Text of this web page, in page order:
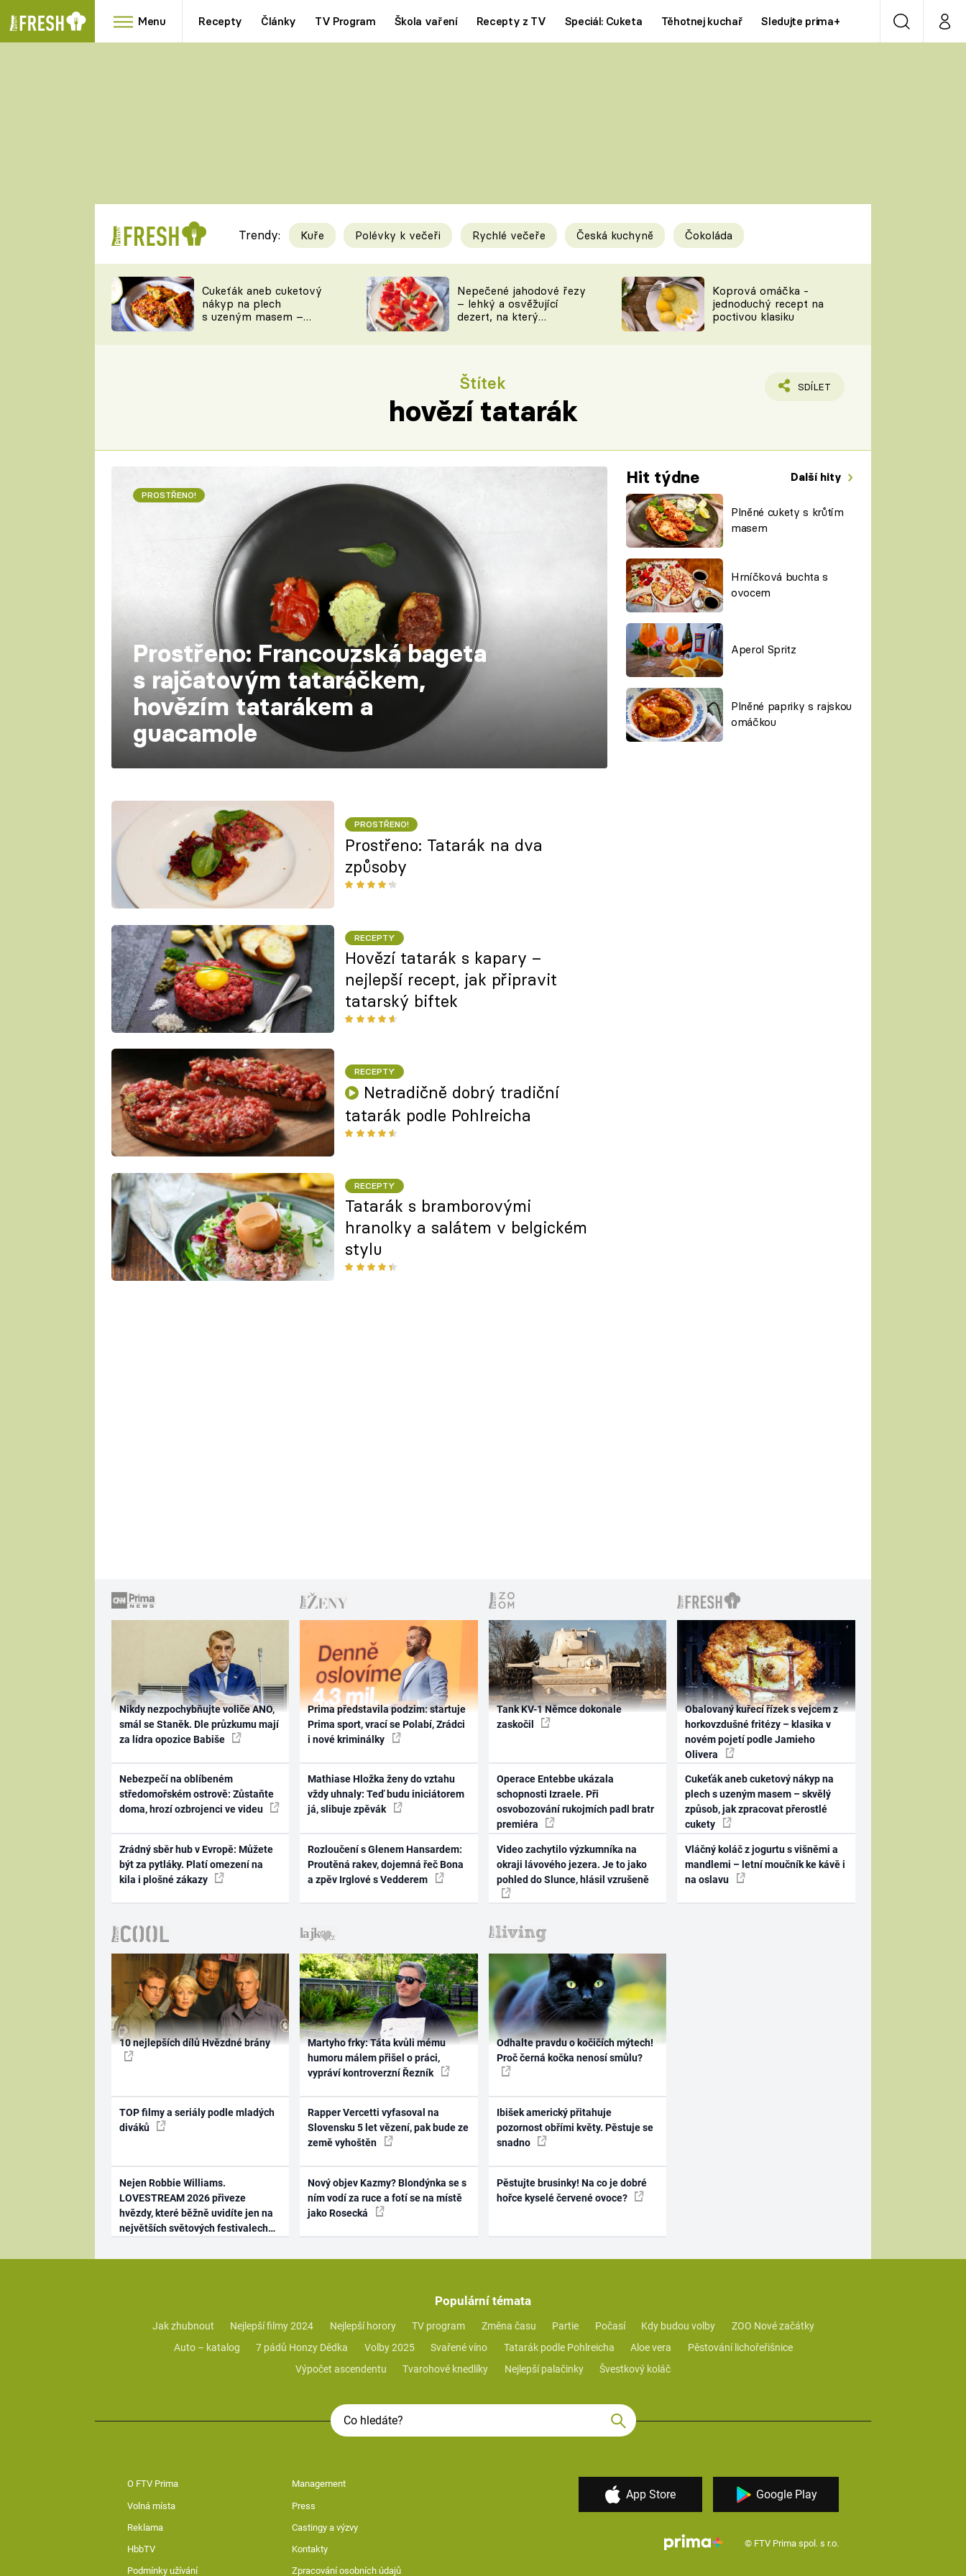
Menu Recepty Články TV Program Škola vaření Recepty z TV Speciál: Cuketa Těhotnej kuchař Sledujte prima+ VyhledáváníMůj
RYCHLOVKY
Videorecepty
TEĎ VAŘÍ ŠÉF!
Tipy a triky
KAM ZA JÍDLEM
NA NÁKUPECH
Novinky
ŠÉFREDAKTORKY
Prima LAJK
Sledujte nás
Trendy: Kuře Polévky k večeři Rychlé večeře Česká kuchyně Čokoláda
Cukeťák aneb cuketový
nákyp na plech
s uzeným masem –
Nepečené jahodové řezy
– lehký a osvěžující
dezert, na který
Koprová omáčka -
jednoduchý recept na
poctivou klasiku
Štítek
hovězí tatarák
SDÍLET
Hit týdne Další hity
Plněné cukety s krůtím
masem
Hrníčková buchta s
ovocem
Aperol Spritz
Plněné papriky s rajskou
omáčkou
PROSTŘENO!
Prostřeno: Francouzská bageta
s rajčatovým tataráčkem,
hovězím tatarákem a
guacamole
PROSTŘENO!
Prostřeno: Tatarák na dva
způsoby
RECEPTY
Hovězí tatarák s kapary –
nejlepší recept, jak připravit
tatarský biftek
RECEPTY
Netradičně dobrý tradiční
tatarák podle Pohlreicha
RECEPTY
Tatarák s bramborovými
hranolky a salátem v belgickém
stylu
Nikdy nezpochybňujte voliče ANO,
smál se Staněk. Dle průzkumu mají
za lídra opozice Babiše
Nebezpečí na oblíbeném
středomořském ostrově: Zůstaňte
doma, hrozí ozbrojenci ve videu
Zrádný sběr hub v Evropě: Můžete
být za pytláky. Platí omezení na
kila i plošné zákazy
Prima představila podzim: startuje
Prima sport, vrací se Polabí, Zrádci
i nové kriminálky
Mathiase Hložka ženy do vztahu
vždy uhnaly: Teď budu iniciátorem
já, slibuje zpěvák
Rozloučení s Glenem Hansardem:
Proutěná rakev, dojemná řeč Bona
a zpěv Irglové s Vedderem
Tank KV-1 Němce dokonale
zaskočil
Operace Entebbe ukázala
schopnosti Izraele. Při
osvobozování rukojmích padl bratr
premiéra
Video zachytilo výzkumníka na
okraji lávového jezera. Je to jako
pohled do Slunce, hlásil vzrušeně
Obalovaný kuřecí řízek s vejcem z
horkovzdušné fritézy – klasika v
novém pojetí podle Jamieho
Olivera
Cukeťák aneb cuketový nákyp na
plech s uzeným masem – skvělý
způsob, jak zpracovat přerostlé
cukety
Vláčný koláč z jogurtu s višněmi a
mandlemi – letní moučník ke kávě i
na oslavu
10 nejlepších dílů Hvězdné brány
TOP filmy a seriály podle mladých
diváků
Nejen Robbie Williams.
LOVESTREAM 2026 přiveze
hvězdy, které běžně uvidíte jen na
největších světových festivalech
Martyho frky: Táta kvůli mému
humoru málem přišel o práci,
vypráví kontroverzní Řezník
Rapper Vercetti vyfasoval na
Slovensku 5 let vězení, pak bude ze
země vyhoštěn
Nový objev Kazmy? Blondýnka se s
ním vodí za ruce a fotí se na místě
jako Rosecká
Odhalte pravdu o kočičích mýtech!
Proč černá kočka nenosí smůlu?
Ibišek americký přitahuje
pozornost obřími květy. Pěstuje se
snadno
Pěstujte brusinky! Na co je dobré
hořce kyselé červené ovoce?
Populární témata
Jak zhubnout Nejlepší filmy 2024 Nejlepší horory TV program Změna času Partie Počasí Kdy budou volby
ZOO Nové začátky
Auto – katalog
7 pádů Honzy Dědka Volby 2025 Svařené víno Tatarák podle Pohlreicha Aloe vera
Pěstování lichořeřišnice
Výpočet ascendentu
Tvarohové knedlíky Nejlepší palačinky Švestkový koláč
O FTV Prima Management
Volná místa Press
Reklama Castingy a výzvy
HbbTV Kontakty
Podmínky užívání Zpracování osobních údajů
App Store Google Play
© FTV Prima spol. s r.o.